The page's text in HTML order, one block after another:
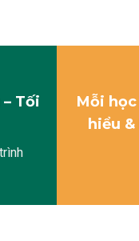
Tối
Mỗi
hiểu